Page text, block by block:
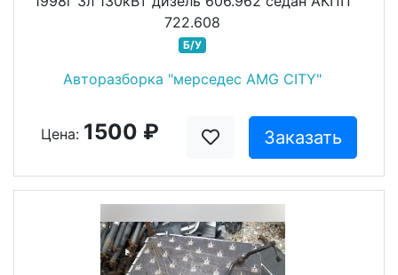
722.608
Б/У
Авторазборка "мерседес AMG CITY"
Цена: 1500 ₽ Заказать